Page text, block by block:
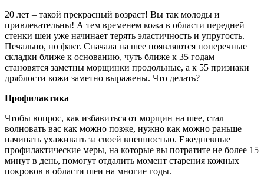
20 лет – такой прекрасный возраст! Вы так молоды и
привлекательны! А тем временем кожа в области передней
стенки шеи уже начинает терять эластичность и упругость.
Печально, но факт. Сначала на шее появляются поперечные
складки ближе к основанию, чуть ближе к 35 годам
становятся заметны морщинки продольные, а к 55 признаки
дряблости кожи заметно выражены. Что делать?
Профилактика
Чтобы вопрос, как избавиться от морщин на шее, стал
волновать вас как можно позже, нужно как можно раньше
начинать ухаживать за своей внешностью. Ежедневные
профилактические меры, на которые вы потратите не более 15
минут в день, помогут отдалить момент старения кожных
покровов в области шеи на многие годы.